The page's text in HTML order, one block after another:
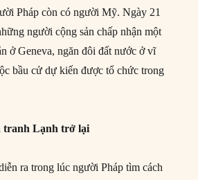
Pháp còn có người Mỹ. Ngày 21
người cộng sản chấp nhận một
ở Geneva, ngăn đôi đất nước ở vĩ
bầu cử dự kiến được tổ chức trong
tranh Lạnh trở lại
ra trong lúc người Pháp tìm cách